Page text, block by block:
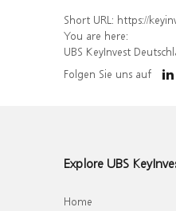
Short URL: https://keyinvest-
You are here:
UBS KeyInvest
Folgen Sie uns auf
Explore UBS
Home